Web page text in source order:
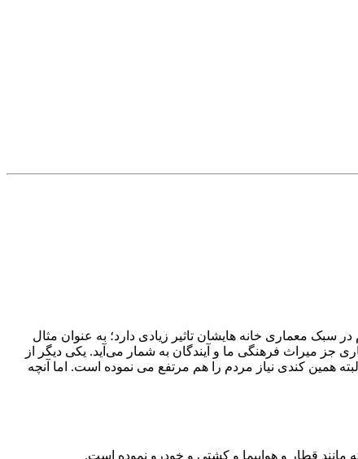
معماری خانه هایشان تاثیر زیادی دارد؛ به عنوان مثال
جز میراث فرهنگی ما و آیندگان به شمار می‌آید. یکی دیگر از
همین کندی نیاز مردم را هم مرتفع می نموده است. اما آنچه
قطار و هواپیما و کشتی و خودرو نموده است.